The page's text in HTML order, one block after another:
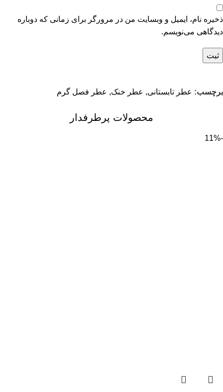
ذخیره نام، ایمیل و وبسایت من در مرورگر برای زمانی که دوباره
دیدگاهی می‌نویسم.
برچسب: عطر تابستانی, عطر خنک, عطر فصل گرم
محصولات پرطرفدار
-11%